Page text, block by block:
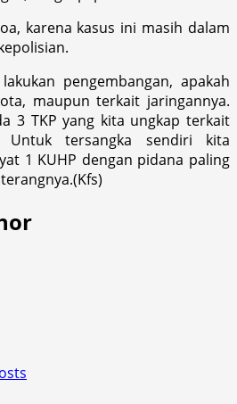
karena kasus ini masih dalam
pengembangan, apakah
maupun terkait jaringannya.
3 TKP yang kita ungkap terkait
Untuk tersangka sendiri kita
1 KUHP dengan pidana paling